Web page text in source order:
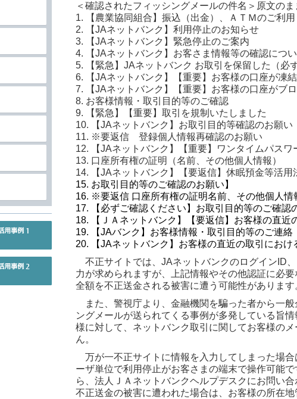
＜確認されたフィッシングメールの件名＞原文のま
1. 【農業協同組合】振込（出金）、ＡＴＭのご利
2. 【JAネットバンク】利用停止のお知らせ
3. 【JAネットバンク】緊急停止のご案内
4. 【JAネットバンク】お客さま情報等の確認につ
5. 【緊急】JAネットバンク お取引を保留した（必
6. 【JAネットバンク】【重要】お客様の口座が凍
7. 【JAネットバンク】【重要】お客様の口座がブ
8. お客様情報・取引目的等のご確認
9. 【緊急】【重要】取引を規制いたしました
10. 【JAネットバンク】お取引目的等確認のお願い
11. ※要返信 登録個人情報再確認のお願い
12. 【JAネットバンク】【重要】ワンタイムパス
13. 口座所有権の証明（名前、その他個人情報）
14. 【JAネットバンク】【要返信】休眠預金等活用
15. お取引目的等のご確認のお願い】
16. ※要返信 口座所有権の証明名前、その他個人情
17. 【必ずご確認ください】お取引目的等のご確認
18. 【ＪＡネットバンク】【要返信】お客様の直近
19. 【JAバンク】お客様情報・取引目的等のご連絡
20. 【JAネットバンク】お客様の直近の取引におけ
不正サイトでは、JAネットバンクのログインID
力が求められますが、上記情報やその他認証に必
全額を不正送金される被害に遭う可能性があります
また、警視庁より、金融機関を騙った者から一
ングメールが送られてくる事例が多発している旨
様に対して、ネットバンク取引に関してお客様の
ん。
万が一不正サイトに情報を入力してしまった場
ーザ単位で利用停止がお客さまの端末で操作可能
ら、法人ＪＡネットバンクヘルプデスクにお問い合
不正送金の被害に遭われた場合は、お客様の所在